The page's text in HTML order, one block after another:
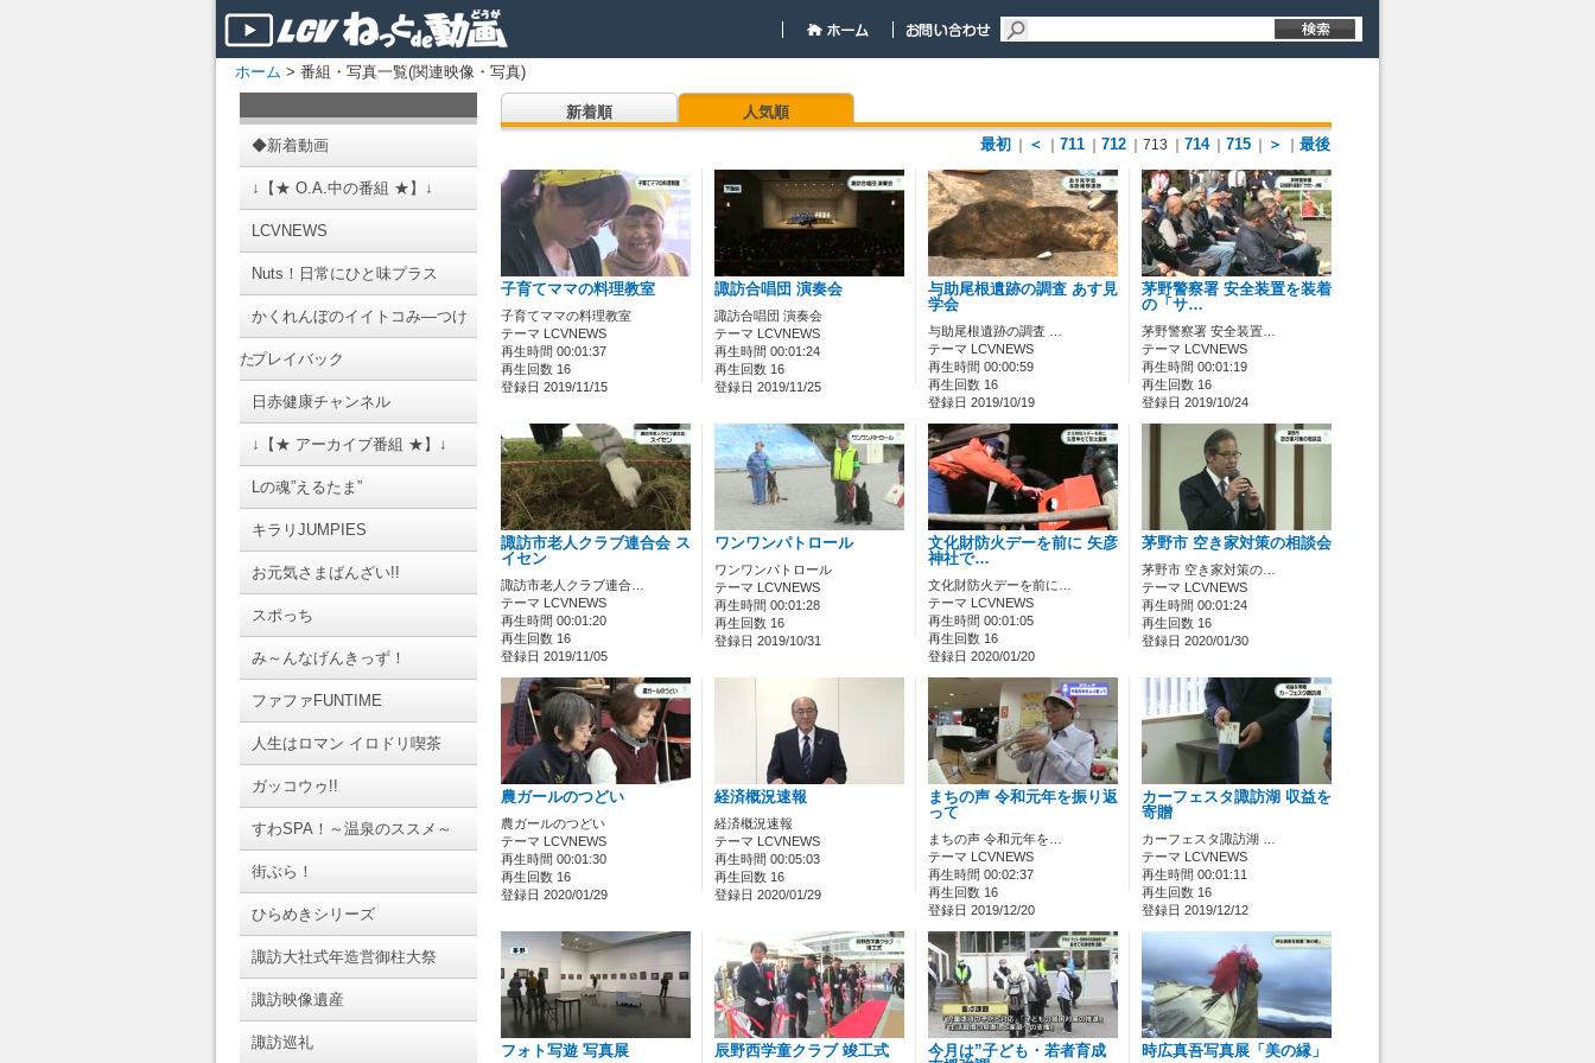
ホーム > 番組・写真一覧(関連映像・写真)
◆新着動画
↓【★ O.A.中の番組 ★】↓
LCVNEWS
Nuts！日常にひと味プラス
かくれんぼのイイトコみ―つけ
たプレイバック
日赤健康チャンネル
↓【★ アーカイブ番組 ★】↓
Lの魂”えるたま”
キラリJUMPIES
お元気さまばんざい!!
スポっち
み～んなげんきっず！
ファファFUNTIME
人生はロマン イロドリ喫茶
ガッコウゥ!!
すわSPA！～温泉のススメ～
街ぶら！
ひらめきシリーズ
諏訪大社式年造営御柱大祭
諏訪映像遺産
諏訪巡礼
新着順
人気順
最初
＜ 711 712 ｜713 714 715 ＞ 最後
子育てママの料理教室
子育てママの料理教室
テーマ LCVNEWS
再生時間 00:01:37
再生回数 16
登録日 2019/11/15
諏訪合唱団 演奏会
諏訪合唱団 演奏会
テーマ LCVNEWS
再生時間 00:01:24
再生回数 16
登録日 2019/11/25
与助尾根遺跡の調査 あす見
学会
与助尾根遺跡の調査 …
テーマ LCVNEWS
再生時間 00:00:59
再生回数 16
登録日 2019/10/19
茅野警察署 安全装置を装着
の「サ…
茅野警察署 安全装置…
テーマ LCVNEWS
再生時間 00:01:19
再生回数 16
登録日 2019/10/24
諏訪市老人クラブ連合会 ス
イセン
諏訪市老人クラブ連合…
テーマ LCVNEWS
再生時間 00:01:20
再生回数 16
登録日 2019/11/05
ワンワンパトロール
ワンワンパトロール
テーマ LCVNEWS
再生時間 00:01:28
再生回数 16
登録日 2019/10/31
文化財防火デーを前に 矢彦
神社で…
文化財防火デーを前に…
テーマ LCVNEWS
再生時間 00:01:05
再生回数 16
登録日 2020/01/20
茅野市 空き家対策の相談会
茅野市 空き家対策の…
テーマ LCVNEWS
再生時間 00:01:24
再生回数 16
登録日 2020/01/30
農ガールのつどい
農ガールのつどい
テーマ LCVNEWS
再生時間 00:01:30
再生回数 16
登録日 2020/01/29
経済概況速報
経済概況速報
テーマ LCVNEWS
再生時間 00:05:03
再生回数 16
登録日 2020/01/29
まちの声 令和元年を振り返
って
まちの声 令和元年を…
テーマ LCVNEWS
再生時間 00:02:37
再生回数 16
登録日 2019/12/20
カーフェスタ諏訪湖 収益を
寄贈
カーフェスタ諏訪湖 …
テーマ LCVNEWS
再生時間 00:01:11
再生回数 16
登録日 2019/12/12
フォト写遊 写真展 辰野西学童クラブ 竣工式
今月は”子ども・若者育成
時広真吾写真展「美の縁」